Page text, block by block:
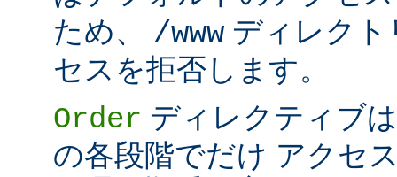
ため、 /www ディレク
セスを拒否します。
Order ディレクティブ
の各段階でだけ アクセ